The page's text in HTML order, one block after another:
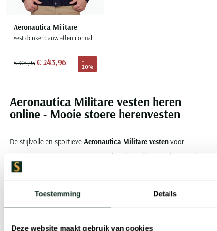
Toestemming Details
Deze website maakt gebruik van cookies
Aeronautica Militare
vest donkerblauw effen normale fit
€ 304,95€ 243,96
-
20%
Aeronautica Militare vesten heren
online - Mooie stoere herenvesten
De stijlvolle en sportieve Aeronautica Militare vesten voor
mannen staan garant voor een geslaagde outfit. Door het tot de
verbeelding sprekende borduurwerk en de subtiele hints naar het
Het gebruik van geraffineerde kleurcombinaties naast een uiterst
zelfverzekerde man zich vertrouwd voelt in de herenvesten van